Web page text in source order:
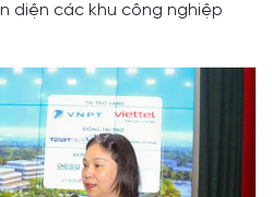
diện các khu công nghiệp